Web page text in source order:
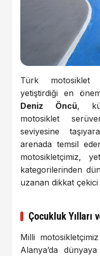
Türk motosiklet
yetiştirdiği en
Deniz Öncü,
motosiklet
seviyesine
arenada temsil
motosikletçimiz,
kategorilerinden
uzanan dikkat
Çocukluk Yılları
Milli
Alanya’da